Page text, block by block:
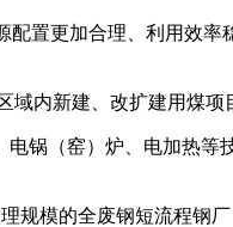
置更加合理、利用效
内新建、改扩建用煤项
锅（窑）炉、电加热
规模的全废钢短流程钢